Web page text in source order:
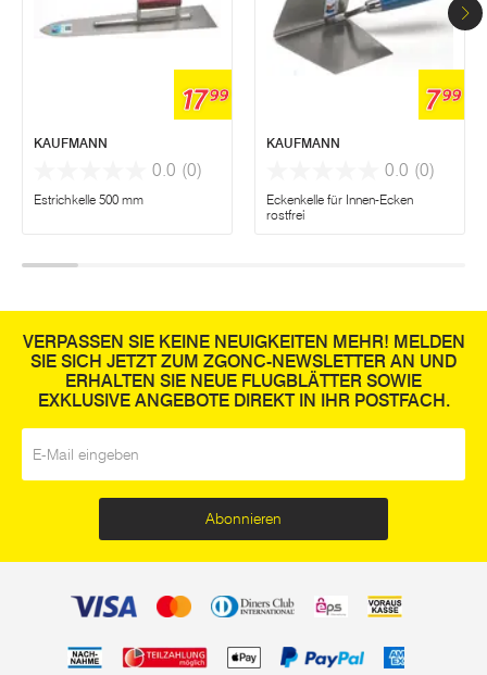
1799
KAUFMANN
0.0 (0)
Estrichkelle 500 mm
799
KAUFMANN
0.0 (0)
Eckenkelle für Innen-Ecken
rostfrei
VERPASSEN SIE KEINE NEUIGKEITEN MEHR! MELDEN
SIE SICH JETZT ZUM ZGONC-NEWSLETTER AN UND
ERHALTEN SIE NEUE FLUGBLÄTTER SOWIE
EXKLUSIVE ANGEBOTE DIREKT IN IHR POSTFACH.
Abonnieren